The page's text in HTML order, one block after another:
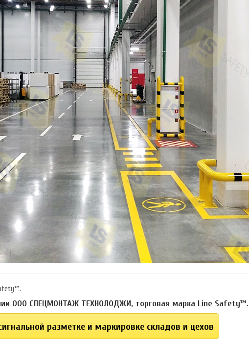
ООО СПЕЦМОНТАЖ ТЕХНОЛОДЖИ, торговая марка Line Safety™.
разметке и маркировке складов и цехов